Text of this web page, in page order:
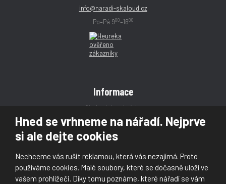
Hned se vrhneme na nářadí. Nejprve
si ale dejte cookies
Nechceme vás rušit reklamou, která vás nezajímá. Proto
používáme cookies. Malé soubory, které se dočasně uloží ve
vašem prohlížeči. Díky tomu poznáme, které nářadí se vám
info@naradi-skaloud.cz
Po–Pá 900–1600
Informace
Obchodní podmínky
Reklamace
Magazín
Kontakt